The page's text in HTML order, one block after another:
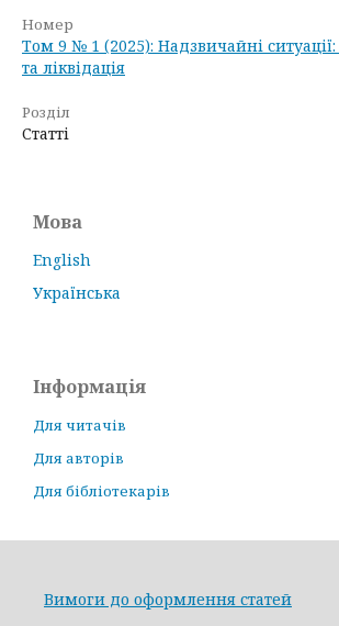
Номер
Том 9 № 1 (2025): Надзвичайні
та ліквідація
Розділ
Статті
Мова
English
Українська
Інформація
Для читачів
Для авторів
Для бібліотекарів
Вимоги до оформлення статей